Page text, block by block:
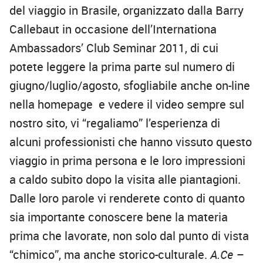
del viaggio in Brasile, organizzato dalla Barry
Callebaut in occasione dell’Internationa
Ambassadors’ Club Seminar 2011, di cui
potete leggere la prima parte sul numero di
giugno/luglio/agosto, sfogliabile anche on-line
nella homepage e vedere il video sempre sul
nostro sito, vi “regaliamo” l’esperienza di
alcuni professionisti che hanno vissuto questo
viaggio in prima persona e le loro impressioni
a caldo subito dopo la visita alle piantagioni.
Dalle loro parole vi renderete conto di quanto
sia importante conoscere bene la materia
prima che lavorate, non solo dal punto di vista
“chimico”, ma anche storico-culturale.A.Ce –